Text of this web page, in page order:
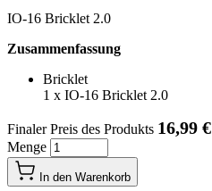
IO-16 Bricklet 2.0
Zusammenfassung
Bricklet
1 x IO-16 Bricklet 2.0
Finaler Preis des Produkts 16,99 €
Menge
In den Warenkorb